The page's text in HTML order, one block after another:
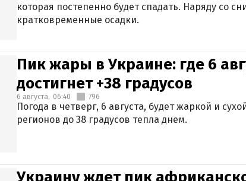
которая постепенно будет спадать. Наряду со
кратковременные осадки.
Пик жары в Украине: где 6
достигнет +38 градусов
6 августа, 06:40 796
Погода в четверг, 6 августа, будет жаркой и
регионов до 38 градусов тепла днем.
Украину ждет пик